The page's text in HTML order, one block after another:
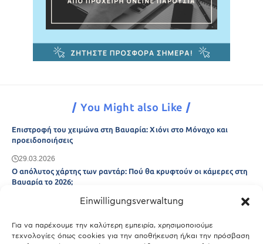
Einwilligungsverwaltung
Για να παρέχουμε την καλύτερη εμπειρία, χρησιμοποιούμε
τεχνολογίες όπως cookies για την αποθήκευση ή/και την πρόσβαση
You Might also Like
Επιστροφή του χειμώνα στη Βαυαρία: Χιόνι στο Μόναχο και
προειδοποιήσεις
29.03.2026
Ο απόλυτος χάρτης των ραντάρ: Πού θα κρυφτούν οι κάμερες στη
Βαυαρία το 2026;
Μόναχο;
25.03.2026